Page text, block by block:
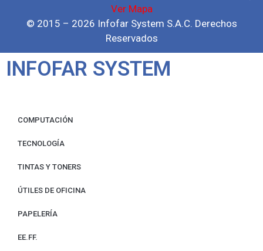
Ver Mapa
© 2015 – 2026 Infofar System S.A.C. Derechos
Reservados
INFOFAR SYSTEM
COMPUTACIÓN
TECNOLOGÍA
TINTAS Y TONERS
ÚTILES DE OFICINA
PAPELERÍA
EE.FF.